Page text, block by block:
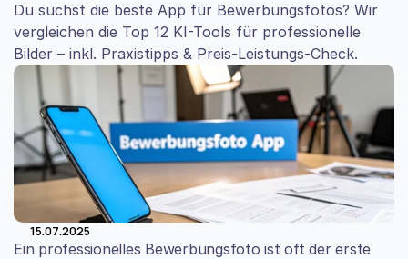
Du suchst die beste App für Bewerbungsfotos? Wir
vergleichen die Top 12 KI-Tools für professionelle
Bilder – inkl. Praxistipps & Preis-Leistungs-Check.
15.07.2025
Ein professionelles Bewerbungsfoto ist oft der erste